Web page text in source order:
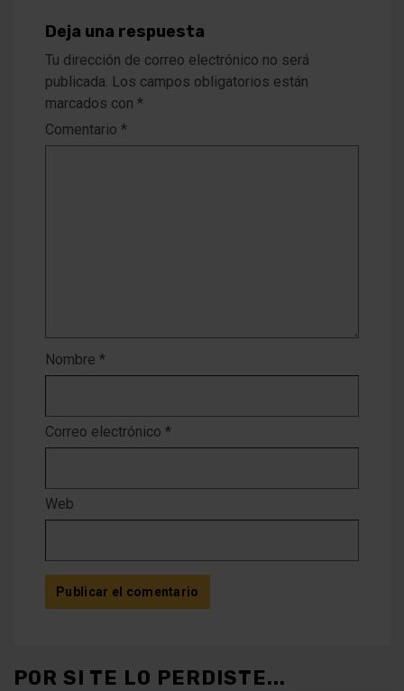
Deja una respuesta
Tu dirección de correo electrónico no será
publicada. Los campos obligatorios están
marcados con *
Comentario *
Nombre *
Correo electrónico *
Web
POR SI TE LO PERDISTE...